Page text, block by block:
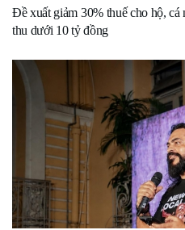
Đề xuất giảm 30% thuế cho hộ, cá
thu dưới 10 tỷ đồng